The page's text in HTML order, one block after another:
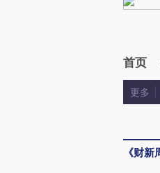
首页
更多
《财新